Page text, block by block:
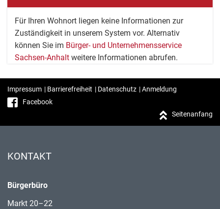
Für Ihren Wohnort liegen keine Informationen zur
Zuständigkeit in unserem System vor. Alternativ
können Sie im Bürger- und Unternehmensservice
Sachsen-Anhalt weitere Informationen abrufen.
Impressum | Barrierefreiheit | Datenschutz |Anmeldung
Facebook
Seitenanfang
KONTAKT
Bürgerbüro
Markt 20–22